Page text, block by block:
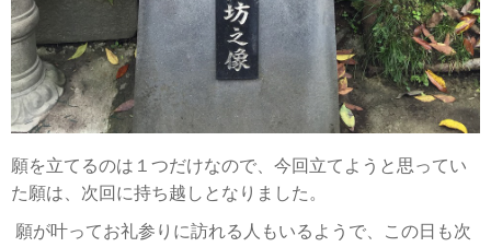
願を立てるのは１つだけなので、今回立てようと思ってい
た願は、次回に持ち越しとなりました。
願が叶ってお礼参りに訪れる人もいるようで、この日も次